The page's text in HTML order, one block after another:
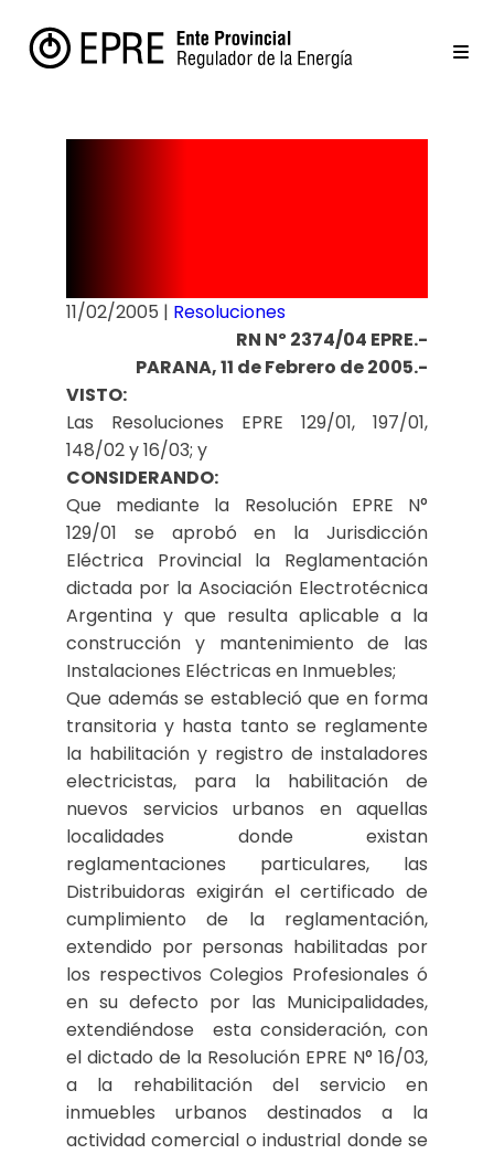
11/02/2005 | Resoluciones
RN Nº 2374/04 EPRE.-
PARANA, 11 de Febrero de 2005.-
VISTO:
Las Resoluciones EPRE 129/01, 197/01,
148/02 y 16/03; y
CONSIDERANDO:
Que mediante la Resolución EPRE N°
129/01 se aprobó en la Jurisdicción
Eléctrica Provincial la Reglamentación
dictada por la Asociación Electrotécnica
Argentina y que resulta aplicable a la
construcción y mantenimiento de las
Instalaciones Eléctricas en Inmuebles;
Que además se estableció que en forma
transitoria y hasta tanto se reglamente
la habilitación y registro de instaladores
electricistas, para la habilitación de
nuevos servicios urbanos en aquellas
localidades donde existan
reglamentaciones particulares, las
Distribuidoras exigirán el certificado de
cumplimiento de la reglamentación,
extendido por personas habilitadas por
los respectivos Colegios Profesionales ó
en su defecto por las Municipalidades,
extendiéndose esta consideración, con
el dictado de la Resolución EPRE N° 16/03,
a la rehabilitación del servicio en
inmuebles urbanos destinados a la
actividad comercial o industrial donde se